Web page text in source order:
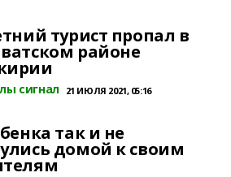
турист пропал в
районе
сигнал 21 ИЮЛЯ 2021, 05:16
так и не
домой к своим